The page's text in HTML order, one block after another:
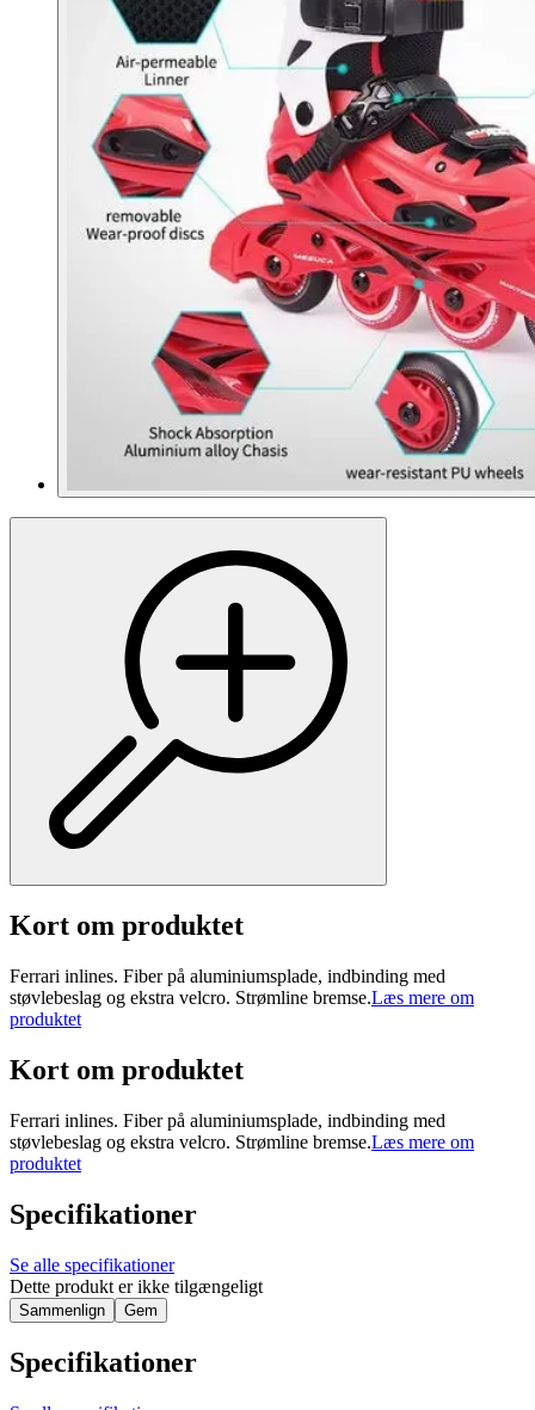
Kort om produktet
Ferrari inlines. Fiber på aluminiumsplade, indbinding med
støvlebeslag og ekstra velcro. Strømline bremse.Læs mere om
produktet
Kort om produktet
Ferrari inlines. Fiber på aluminiumsplade, indbinding med
støvlebeslag og ekstra velcro. Strømline bremse.Læs mere om
produktet
Specifikationer
Se alle specifikationer
Dette produkt er ikke tilgængeligt
Sammenlign Gem
Specifikationer